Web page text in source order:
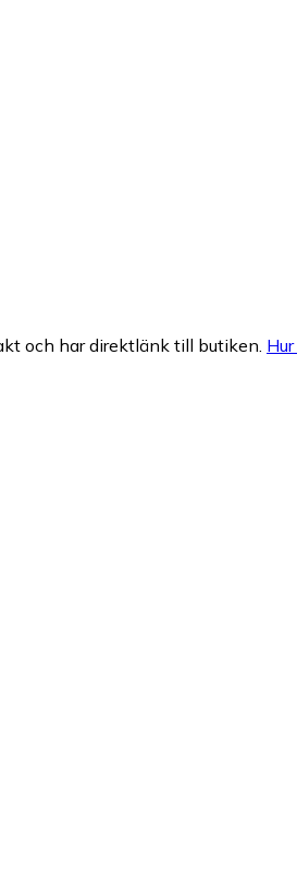
och har direktlänk till butiken.